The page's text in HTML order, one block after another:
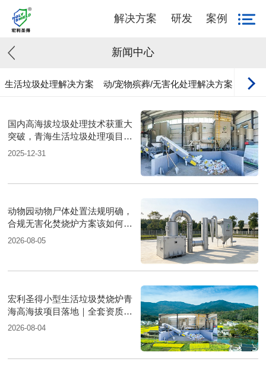
解决方案 研发 案例
新闻中心
生活垃圾处理解决方案 动/宠物殡葬/无害化处理解决方案 工业
国内高海拔垃圾处理技术获重大
突破，青海生活垃圾处理项目树
行业新标杆
2025-12-31
动物园动物尸体处置法规明确，
合规无害化焚烧炉方案该如何落
地？
2026-08-05
宏利圣得小型生活垃圾焚烧炉青
海高海拔项目落地｜全套资质支
撑环保验收
2026-08-04